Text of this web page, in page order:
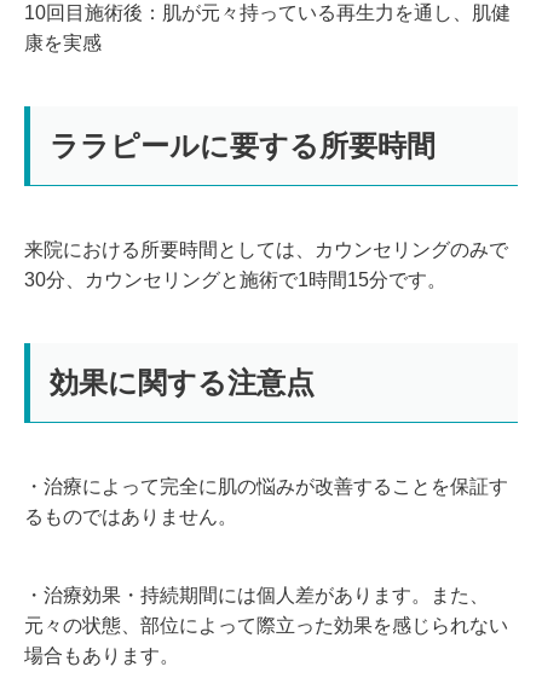
10回目施術後：肌が元々持っている再生力を通し、肌健
康を実感
ララピールに要する所要時間
来院における所要時間としては、カウンセリングのみで
30分、カウンセリングと施術で1時間15分です。
効果に関する注意点
・治療によって完全に肌の悩みが改善することを保証す
るものではありません。
・治療効果・持続期間には個人差があります。また、
元々の状態、部位によって際立った効果を感じられない
場合もあります。